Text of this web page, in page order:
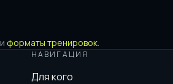
и форматы тренировок.
НАВИГАЦИЯ
Для кого